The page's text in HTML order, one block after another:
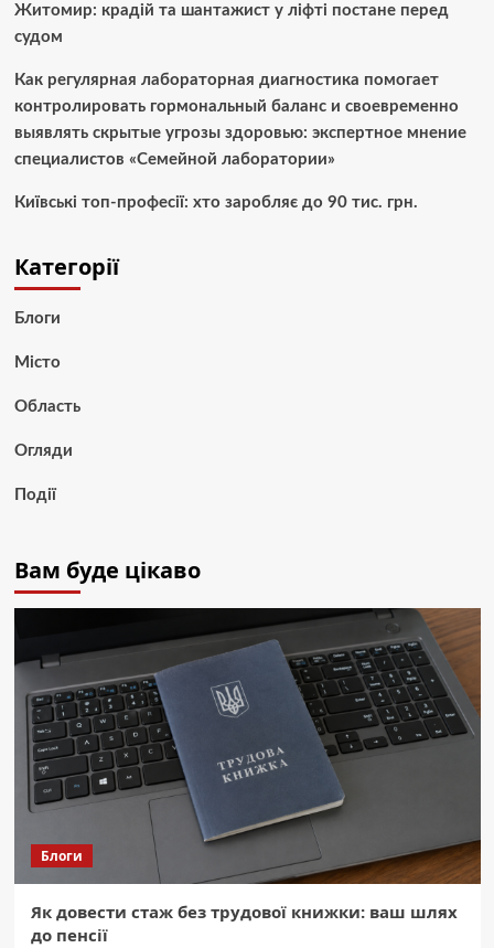
Житомир: крадій та шантажист у ліфті постане перед
судом
Как регулярная лабораторная диагностика помогает
контролировать гормональный баланс и своевременно
выявлять скрытые угрозы здоровью: экспертное мнение
специалистов «Семейной лаборатории»
Київські топ-професії: хто заробляє до 90 тис. грн.
Категорії
Блоги
Місто
Область
Огляди
Події
Вам буде цікаво
Блоги
Як довести стаж без трудової книжки: ваш шлях
до пенсії